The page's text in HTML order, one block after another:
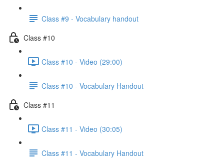
Class #9 - Vocabulary handout
Class #10
Class #10 - Video (29:00)
Class #10 - Vocabulary Handout
Class #11
Class #11 - Video (30:05)
Class #11 - Vocabulary Handout